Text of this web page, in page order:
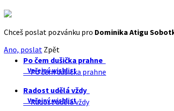
Chceš poslat pozvánku pro Dominika Atigu
Ano, poslat Zpět
Po čem dušička prahne
Veřejný wishlist
Po čem dušička prahne
Radost udělá vždy
Veřejný wishlist
Radost udělá vždy